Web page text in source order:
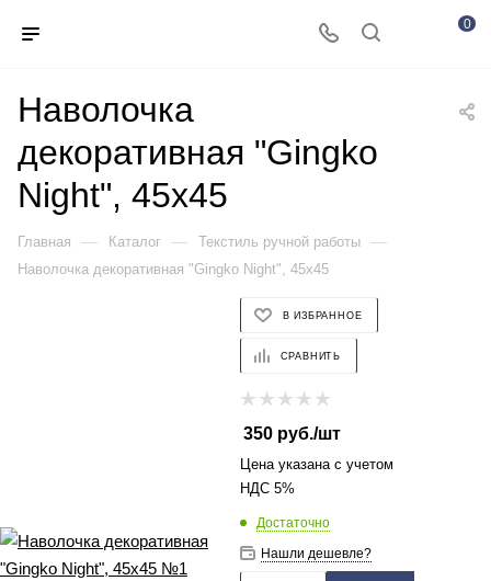
0
Наволочка
декоративная "Gingko
Night", 45х45
Главная — Каталог — Текстиль ручной работы —
Наволочка декоративная "Gingko Night", 45х45
В ИЗБРАННОЕ
СРАВНИТЬ
350руб./шт
Цена указана с учетом
НДС 5%
Достаточно
Нашли дешевле?